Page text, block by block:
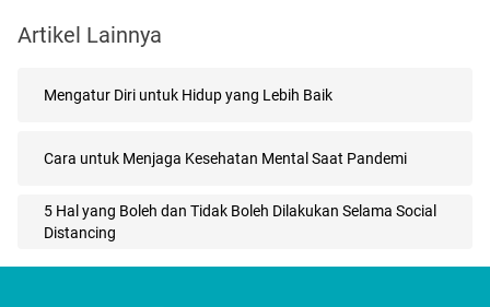
Artikel Lainnya
Mengatur Diri untuk Hidup yang Lebih Baik
Cara untuk Menjaga Kesehatan Mental Saat Pandemi
5 Hal yang Boleh dan Tidak Boleh Dilakukan Selama Social
Distancing